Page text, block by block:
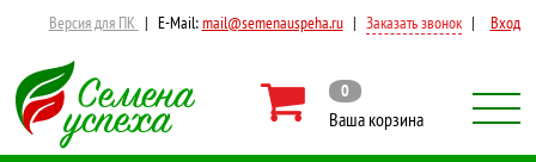
Версия для ПК | E-Mail:mail@semenauspeha.ru | Заказать звонок | Вход
0
Ваша корзина